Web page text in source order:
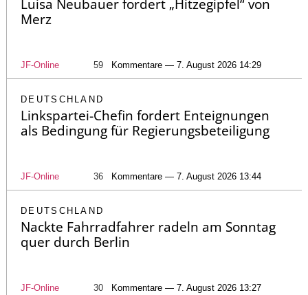
Luisa Neubauer fordert „Hitzegipfel“ von
Merz
JF-Online 59 Kommentare — 7. August 2026 14:29
DEUTSCHLAND
Linkspartei-Chefin fordert Enteignungen
als Bedingung für Regierungsbeteiligung
JF-Online 36 Kommentare — 7. August 2026 13:44
DEUTSCHLAND
Nackte Fahrradfahrer radeln am Sonntag
quer durch Berlin
JF-Online 30 Kommentare — 7. August 2026 13:27